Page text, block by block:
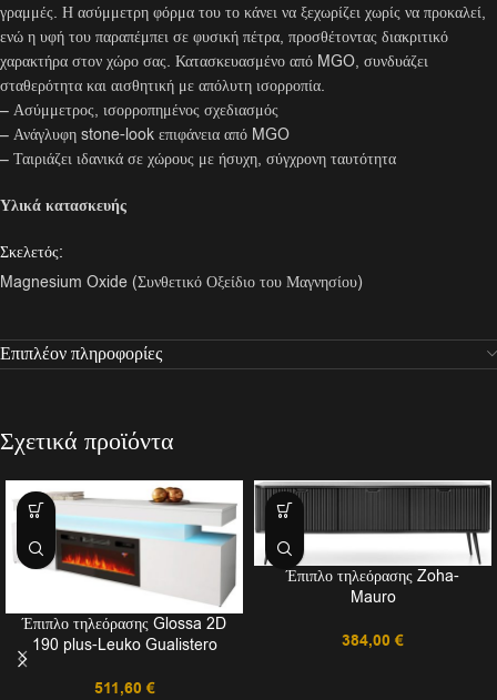
γραμμές. Η ασύμμετρη φόρμα του το κάνει να ξεχωρίζει χωρίς να προκαλεί,
ενώ η υφή του παραπέμπει σε φυσική πέτρα, προσθέτοντας διακριτικό
χαρακτήρα στον χώρο σας. Κατασκευασμένο από MGO, συνδυάζει
σταθερότητα και αισθητική με απόλυτη ισορροπία.
– Ασύμμετρος, ισορροπημένος σχεδιασμός
– Ανάγλυφη stone-look επιφάνεια από MGO
– Ταιριάζει ιδανικά σε χώρους με ήσυχη, σύγχρονη ταυτότητα
Υλικά κατασκευής
Σκελετός:
Magnesium Oxide (Συνθετικό Οξείδιο του Μαγνησίου)
Επιπλέον πληροφορίες
Σχετικά προϊόντα
Έπιπλο τηλεόρασης Glossa 2D
190 plus-Leuko Gualistero
511,60 €
Έπιπλο τηλεόρασης Zoha-
Mauro
384,00 €